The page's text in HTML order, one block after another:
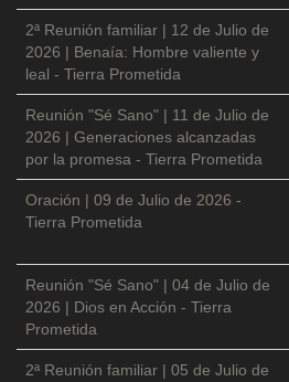
2ª Reunión familiar | 12 de Julio de
2026 | Benaía: Hombre valiente y
leal - Tierra Prometida
Reunión "Sé Sano" | 11 de Julio de
2026 | Generaciones alcanzadas
por la promesa - Tierra Prometida
Oración | 09 de Julio de 2026 -
Tierra Prometida
Reunión "Sé Sano" | 04 de Julio de
2026 | Dios en Acción - Tierra
Prometida
2ª Reunión familiar | 05 de Julio de